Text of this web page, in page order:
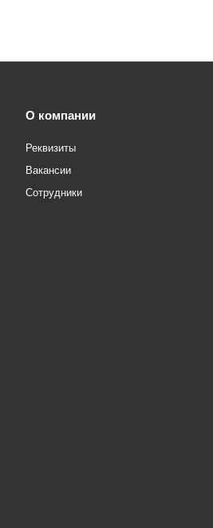
О компании
Реквизиты
Вакансии
Сотрудники